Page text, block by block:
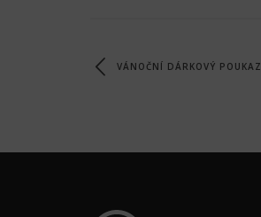
VÁNOČNÍ DÁRKOVÝ POUKAZ